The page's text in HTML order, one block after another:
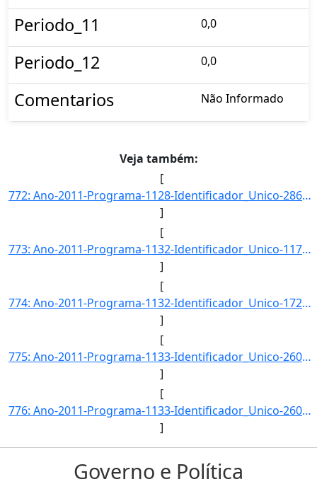
Periodo_11 0,0
Periodo_12 0,0
Comentarios Não Informado
Veja também:
[
772: Ano-2011-Programa-1128-Identificador_Unico-2864-Descricao-Taxa_de_domicilios_urbanos_com_irregularid]
]
[
773: Ano-2011-Programa-1132-Identificador_Unico-117-Descricao-Taxa_de_Eficacia_das_Mediacoes-Unidade_Medi]
]
[
774: Ano-2011-Programa-1132-Identificador_Unico-1726-Descricao-Taxa_de_Resolucao_de_Conflitos-Unidade_Med]
]
[
775: Ano-2011-Programa-1133-Identificador_Unico-2600-Descricao-Numero_de_Trabalhadores_Inseridos_Social_e]
]
[
776: Ano-2011-Programa-1133-Identificador_Unico-2602-Descricao-Taxa_de_Participacao_da_Economia_Solidaria]
]
Governo e Política